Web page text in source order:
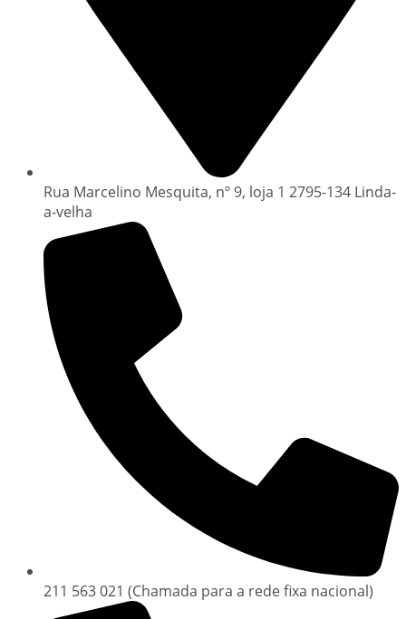
Rua Marcelino Mesquita, nº 9, loja 1 2795-134 Linda-
a-velha
211 563 021 (Chamada para a rede fixa nacional)